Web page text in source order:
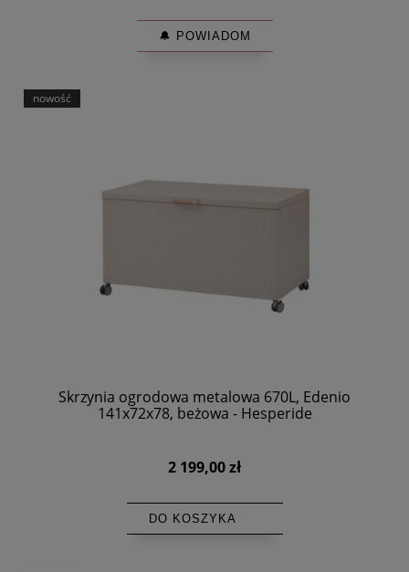
🔔 POWIADOM
Skrzynia ogrodowa metalowa 670L, Edenio
141x72x78, beżowa - Hesperide
2 199,00 zł
DO KOSZYKA
nowość